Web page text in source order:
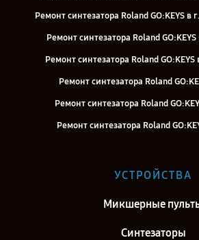
Ремонт синтезатора Roland GO:KEYS
Ремонт синтезатора Roland
Ремонт синтезатора Roland GO:KEYS
Ремонт синтезатора Roland
Ремонт синтезатора Roland
Ремонт синтезатора Roland
Ремонт синтезатора Roland
Ремонт синтезатора Roland GO:KEYS в
УСТРОЙСТВА
Микшерные
Синтезаторы